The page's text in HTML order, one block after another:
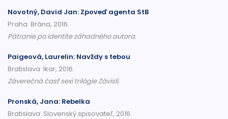
Novotný, David Jan: Zpoveď agenta StB
Praha: Brána, 2016.
Pátranie po identite záhadného autora.
Paigeová, Laurelin: Navždy s tebou
Bratislava: Ikar, 2016.
Záverečná časť sexi trilógie Závislí.
Pronská, Jana: Rebelka
Bratislava: Slovenský spisovateľ, 2016.